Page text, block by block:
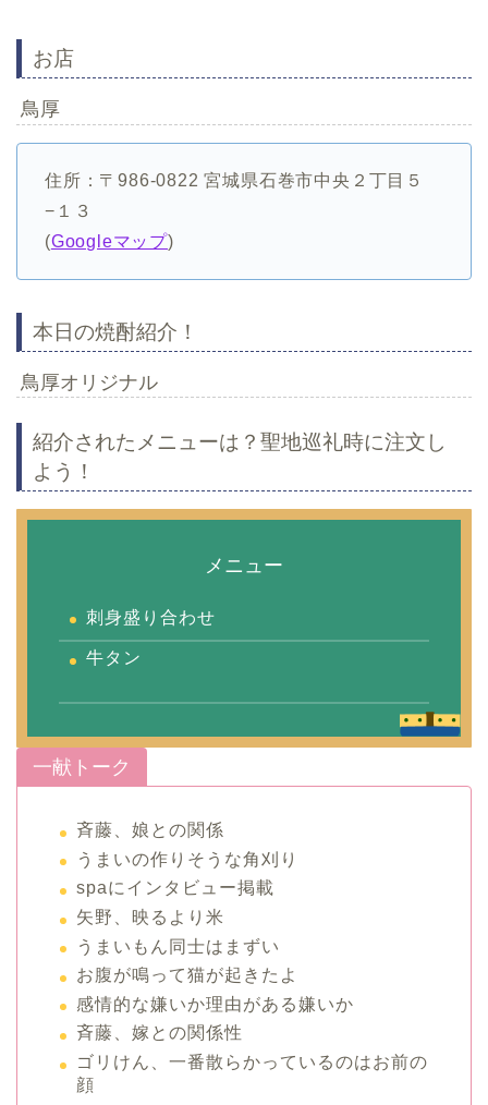
お店
鳥厚
住所：〒986-0822 宮城県石巻市中央２丁目５
−１３
(Googleマップ)
本日の焼酎紹介！
鳥厚オリジナル
紹介されたメニューは？聖地巡礼時に注文し
よう！
メニュー
刺身盛り合わせ
牛タン
一献トーク
斉藤、娘との関係
うまいの作りそうな角刈り
spaにインタビュー掲載
矢野、映るより米
うまいもん同士はまずい
お腹が鳴って猫が起きたよ
感情的な嫌いか理由がある嫌いか
斉藤、嫁との関係性
ゴリけん、一番散らかっているのはお前の
顔